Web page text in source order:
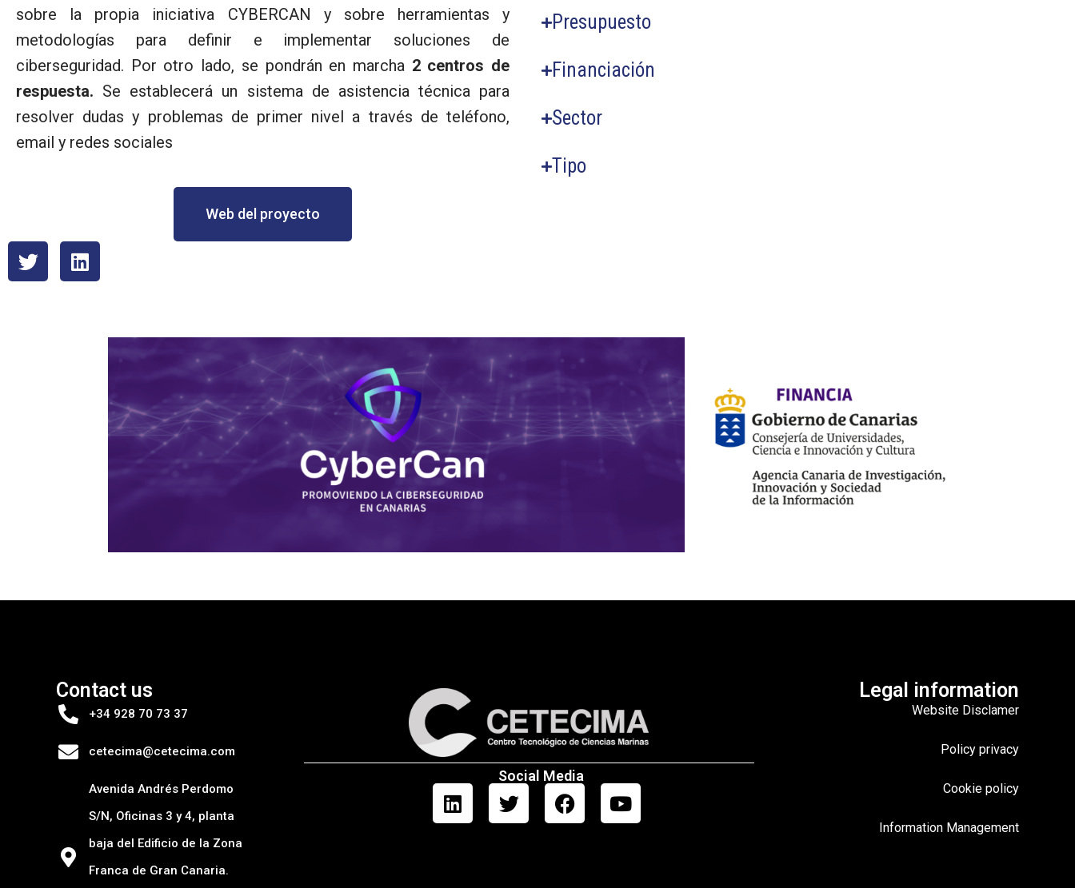
sobre la propia iniciativa CYBERCAN y sobre herramientas y
metodologías para definir e implementar soluciones de
ciberseguridad. Por otro lado, se pondrán en marcha 2 centros de
respuesta. Se establecerá un sistema de asistencia técnica para
resolver dudas y problemas de primer nivel a través de teléfono,
email y redes sociales
Web del proyecto
Presupuesto
Financiación
Sector
Tipo
Contact us
+34 928 70 73 37
cetecima@cetecima.com
Avenida Andrés Perdomo
S/N, Oficinas 3 y 4, planta
baja del Edificio de la Zona
Franca de Gran Canaria.
Social Media
Legal information
Website Disclamer
Policy privacy
Cookie policy
Information Management